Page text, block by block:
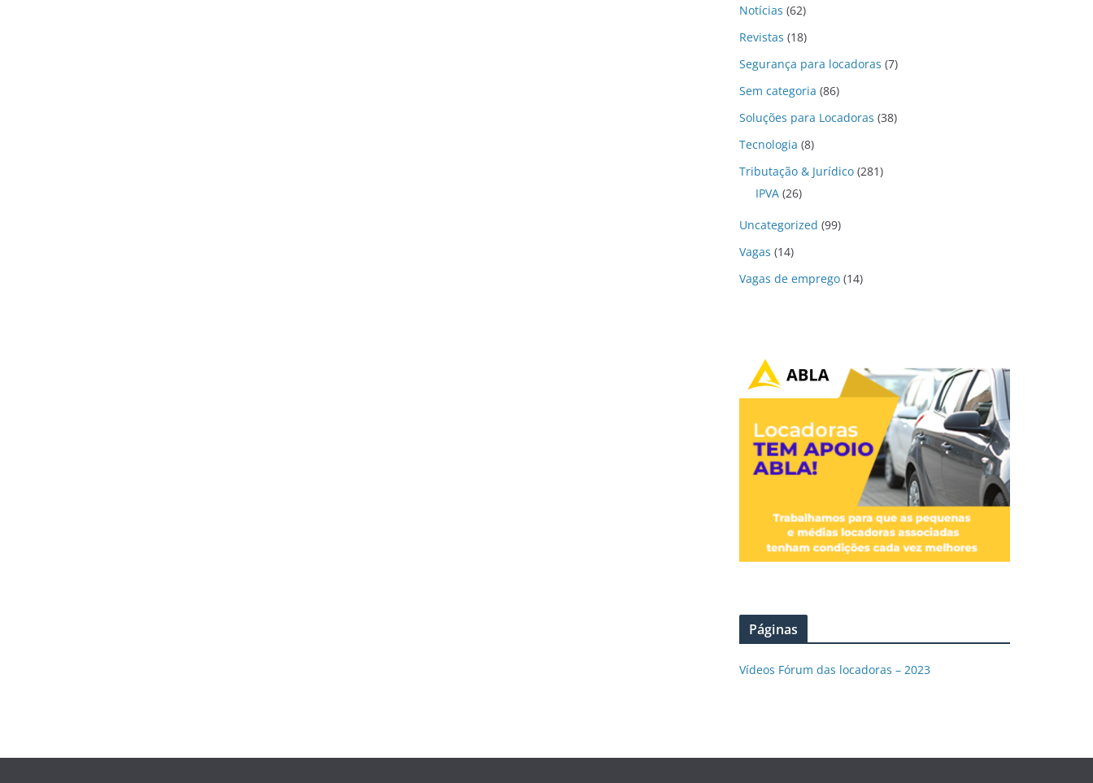
Notícias (62)
Revistas (18)
Segurança para locadoras (7)
Sem categoria (86)
Soluções para Locadoras (38)
Tecnologia (8)
Tributação & Jurídico (281)
IPVA (26)
Uncategorized (99)
Vagas (14)
Vagas de emprego (14)
Páginas
Vídeos Fórum das locadoras – 2023